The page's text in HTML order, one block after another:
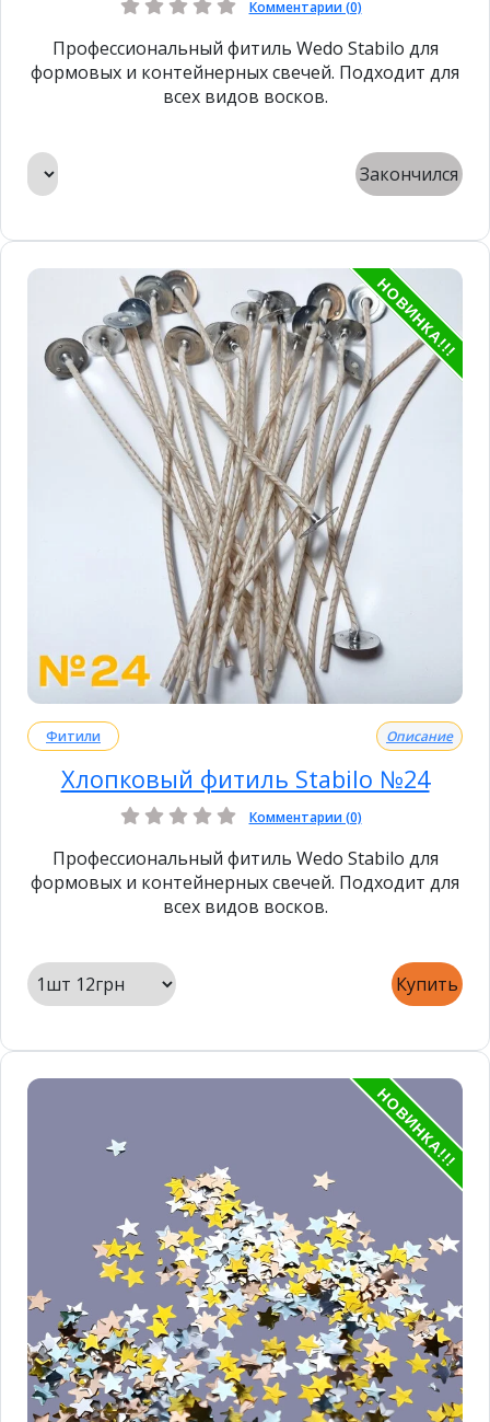
Комментарии (0)
Профессиональный фитиль Wedo Stabilo для
формовых и контейнерных свечей. Подходит для
всех видов восков.
Закончился
НОВИНКА!!!
Фитили Описание
Хлопковый фитиль Stabilo №24
Комментарии (0)
Профессиональный фитиль Wedo Stabilo для
формовых и контейнерных свечей. Подходит для
всех видов восков.
Купить
НОВИНКА!!!